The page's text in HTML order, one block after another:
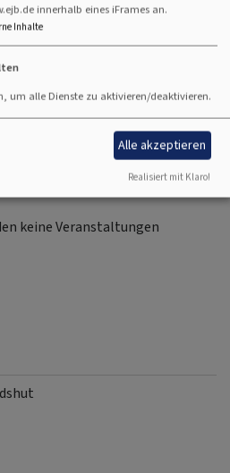
elkb.de
keine Veranstaltungen
innerhalb eines iFrames an.
Inhalte
um alle Dienste zu aktivieren/deaktivieren.
Alle akzeptieren
Realisiert mit Klaro!